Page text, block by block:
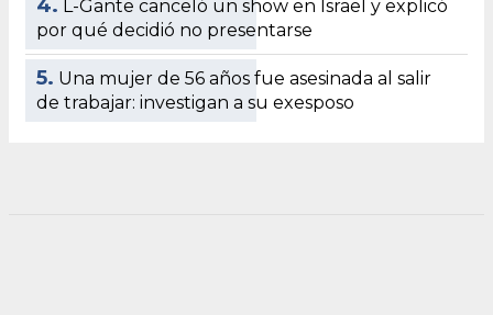
4. L-Gante canceló un show en Israel y explicó
por qué decidió no presentarse
5. Una mujer de 56 años fue asesinada al salir
de trabajar: investigan a su exesposo